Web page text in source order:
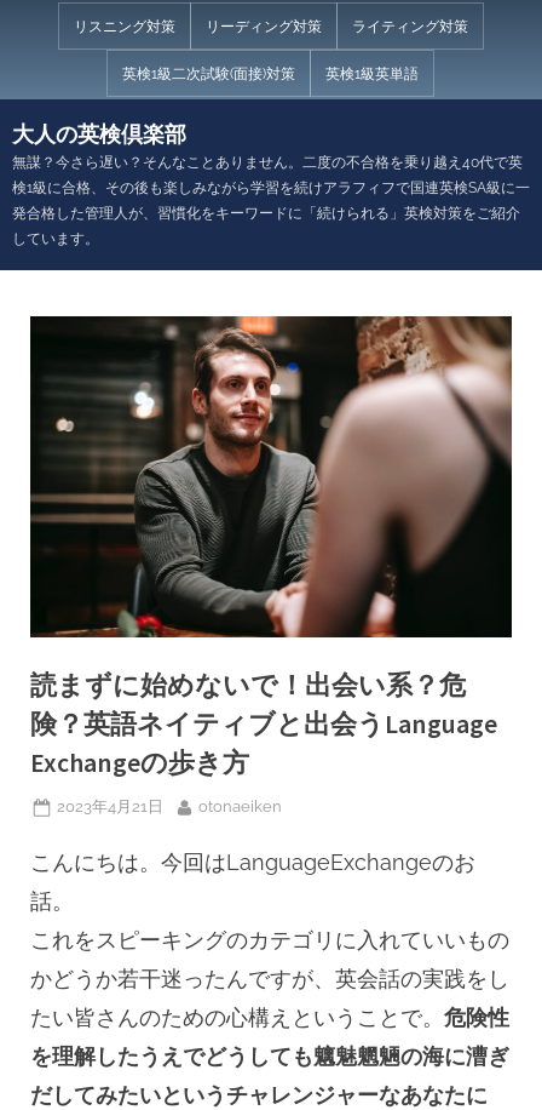
リスニング対策 リーディング対策 ライティング対策
英検1級二次試験(面接)対策 英検1級英単語
大人の英検倶楽部
無謀？今さら遅い？そんなことありません。二度の不合格を乗り越え40代で英
検1級に合格、その後も楽しみながら学習を続けアラフィフで国連英検SA級に一
発合格した管理人が、習慣化をキーワードに「続けられる」英検対策をご紹介
しています。
読まずに始めないで！出会い系？危
険？英語ネイティブと出会うLanguage
Exchangeの歩き方
Posted
2023年4月21日 By
otonaeiken
こんにちは。今回はLanguageExchangeのお
話。
これをスピーキングのカテゴリに入れていいもの
かどうか若干迷ったんですが、英会話の実践をし
たい皆さんのための心構えということで。 危険性
を理解したうえでどうしても魑魅魍魎の海に漕ぎ
だしてみたいというチャレンジャーなあなたに